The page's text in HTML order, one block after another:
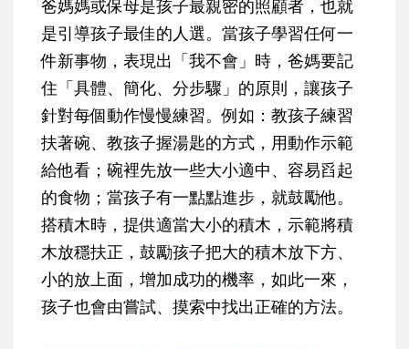
爸媽媽或保母是孩子最親密的照顧者，也就
是引導孩子最佳的人選。當孩子學習任何一
件新事物，表現出「我不會」時，爸媽要記
住「具體、簡化、分步驟」的原則，讓孩子
針對每個動作慢慢練習。例如：教孩子練習
扶著碗、教孩子握湯匙的方式，用動作示範
給他看；碗裡先放一些大小適中、容易舀起
的食物；當孩子有一點點進步，就鼓勵他。
搭積木時，提供適當大小的積木，示範將積
木放穩扶正，鼓勵孩子把大的積木放下方、
小的放上面，增加成功的機率，如此一來，
孩子也會由嘗試、摸索中找出正確的方法。